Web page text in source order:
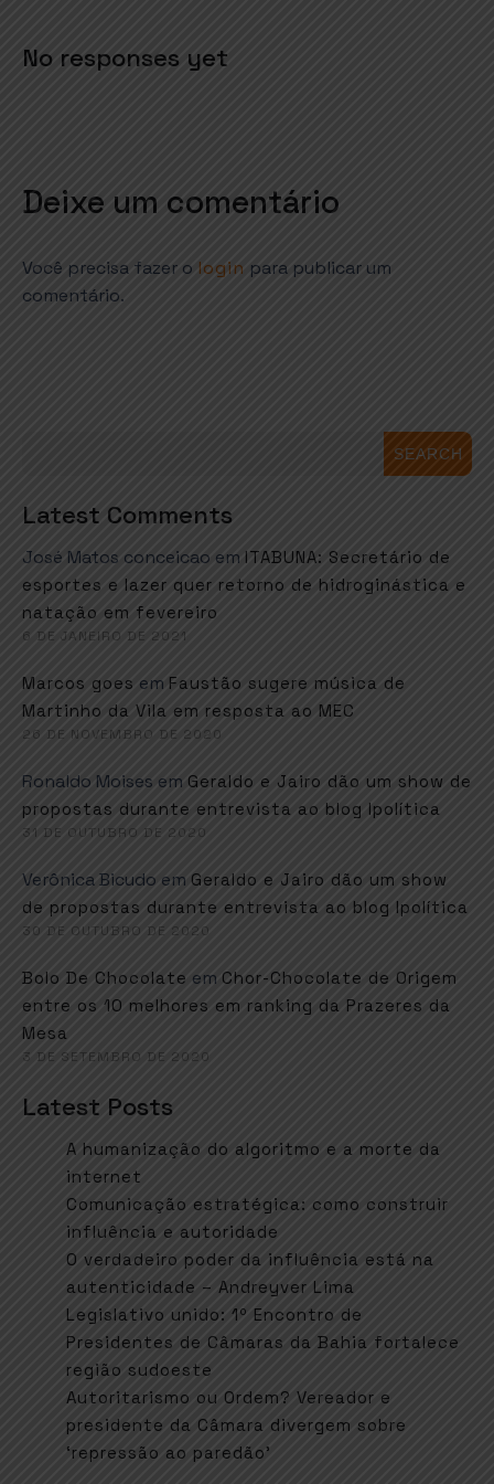
No responses yet
Deixe um comentário
Você precisa fazer o login para publicar um
comentário.
SEARCH
Latest Comments
José Matos conceicao em ITABUNA: Secretário de
esportes e lazer quer retorno de hidroginástica e
natação em fevereiro
6 DE JANEIRO DE 2021
Marcos goes em Faustão sugere música de
Martinho da Vila em resposta ao MEC
26 DE NOVEMBRO DE 2020
Ronaldo Moises em Geraldo e Jairo dão um show de
propostas durante entrevista ao blog Ipolítica
31 DE OUTUBRO DE 2020
Verônica Bicudo em Geraldo e Jairo dão um show
de propostas durante entrevista ao blog Ipolítica
30 DE OUTUBRO DE 2020
Bolo De Chocolate em Chor-Chocolate de Origem
entre os 10 melhores em ranking da Prazeres da
Mesa
3 DE SETEMBRO DE 2020
Latest Posts
A humanização do algoritmo e a morte da
internet
Comunicação estratégica: como construir
influência e autoridade
O verdadeiro poder da influência está na
autenticidade – Andreyver Lima
Legislativo unido: 1º Encontro de
Presidentes de Câmaras da Bahia fortalece
região sudoeste
Autoritarismo ou Ordem? Vereador e
presidente da Câmara divergem sobre
‘repressão ao paredão’